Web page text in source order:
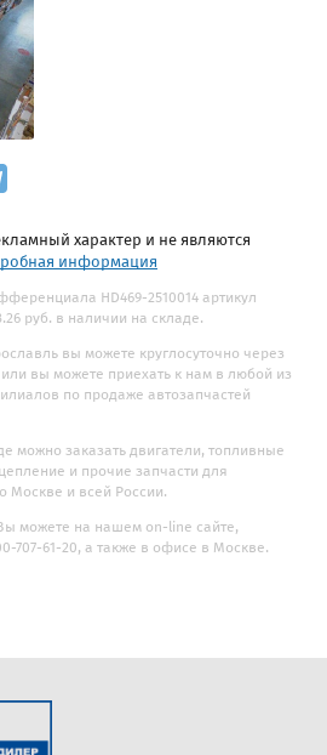
характер и не являются
информация
HD469-2510014 артикул
руб. в наличии на складе.
вы можете круглосуточно через
или вы можете приехать к нам в любой из
по продаже автозапчастей
можно заказать двигатели, топливные
и прочие запчасти для
Москве и всей России.
можете на нашем on-line сайте,
707-61-20, а также в офисе в Москве.